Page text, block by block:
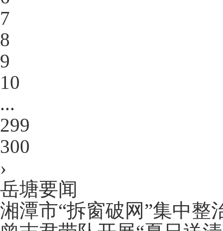
7
8
9
10
...
299
300
›
岳塘要闻
湘潭市“拆窗破网”集中整